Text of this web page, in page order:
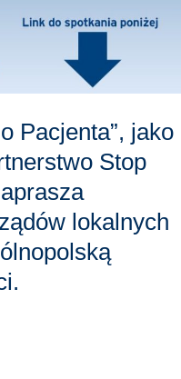
Pacjenta”, jako
Stop
lokalnych